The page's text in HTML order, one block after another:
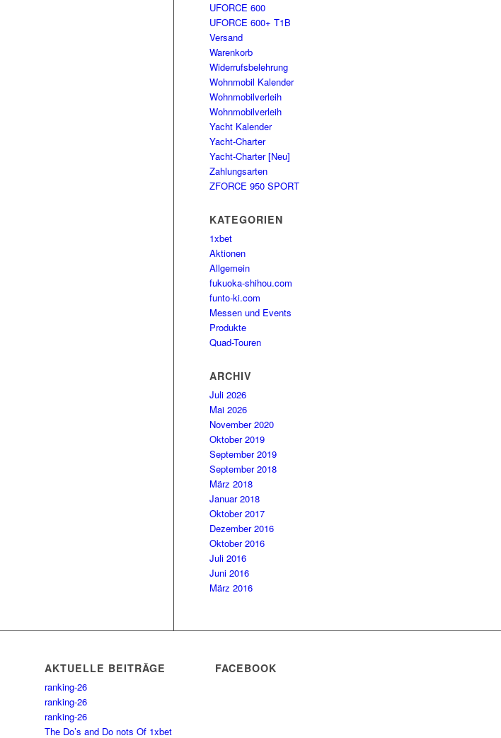
UFORCE 600
UFORCE 600+ T1B
Versand
Warenkorb
Widerrufsbelehrung
Wohnmobil Kalender
Wohnmobilverleih
Wohnmobilverleih
Yacht Kalender
Yacht-Charter
Yacht-Charter [Neu]
Zahlungsarten
ZFORCE 950 SPORT
KATEGORIEN
1xbet
Aktionen
Allgemein
fukuoka-shihou.com
funto-ki.com
Messen und Events
Produkte
Quad-Touren
ARCHIV
Juli 2026
Mai 2026
November 2020
Oktober 2019
September 2019
September 2018
März 2018
Januar 2018
Oktober 2017
Dezember 2016
Oktober 2016
Juli 2016
Juni 2016
März 2016
AKTUELLE BEITRÄGE
ranking-26
ranking-26
ranking-26
The Do’s and Do nots Of 1xbet
FACEBOOK